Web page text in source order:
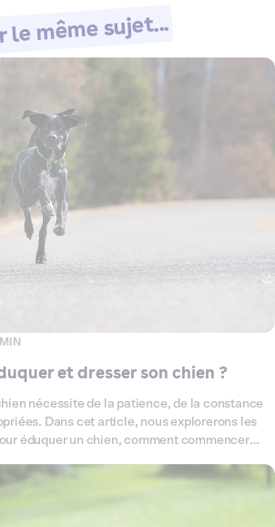
le même sujet...
et dresser son chien ?
nécessite de la patience, de la constance
Dans cet article, nous explorerons les
éduquer un chien, comment commencer
également aux questions courantes